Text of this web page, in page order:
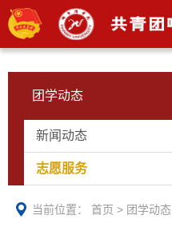
团学动态
新闻动态
志愿服务
当前位置： 首页 > 团学动态